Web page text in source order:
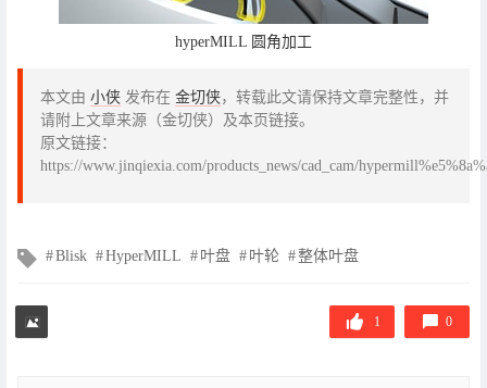
hyperMILL 圆角加工
本文由 小侠 发布在 金切侠，转载此文请保持文章完整性，并
请附上文章来源（金切侠）及本页链接。
原文链接：
https://www.jinqiexia.com/products_news/cad_cam/
文
签
Blisk HyperMILL 叶盘 叶轮 整体叶盘
1 0